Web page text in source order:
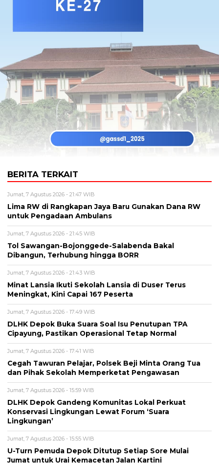
BERITA TERKAIT
Jumat, 7 Agustus 2026 - 21:47 WIB
Lima RW di Rangkapan Jaya Baru Gunakan Dana RW
untuk Pengadaan Ambulans
Jumat, 7 Agustus 2026 - 21:45 WIB
Tol Sawangan-Bojonggede-Salabenda Bakal
Dibangun, Terhubung hingga BORR
Jumat, 7 Agustus 2026 - 21:43 WIB
Minat Lansia Ikuti Sekolah Lansia di Duser Terus
Meningkat, Kini Capai 167 Peserta
Jumat, 7 Agustus 2026 - 17:49 WIB
DLHK Depok Buka Suara Soal Isu Penutupan TPA
Cipayung, Pastikan Operasional Tetap Normal
Jumat, 7 Agustus 2026 - 17:41 WIB
Cegah Tawuran Pelajar, Polsek Beji Minta Orang Tua
dan Pihak Sekolah Memperketat Pengawasan
Jumat, 7 Agustus 2026 - 15:59 WIB
DLHK Depok Gandeng Komunitas Lokal Perkuat
Konservasi Lingkungan Lewat Forum ‘Suara
Lingkungan’
Jumat, 7 Agustus 2026 - 15:55 WIB
U-Turn Pemuda Depok Ditutup Setiap Sore Mulai
Jumat untuk Urai Kemacetan Jalan Kartini